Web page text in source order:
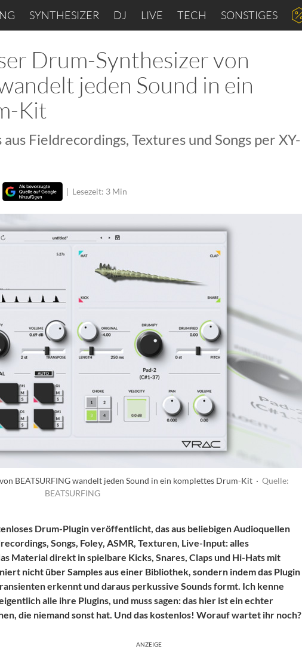
SYNTHESIZER DJ LIVE TECH SONSTIGES
Drum-Synthesizer von
jeden Sound in ein
Kit
Fieldrecordings, Textures und Songs per XY-
| Lesezeit: 3 Min
BEATSURFING wandelt jeden Sound in ein komplettes Drum-Kit · Quelle:
BEATSURFING
Drum-Plugin veröffentlicht, das aus beliebigen Audioquellen
Songs, Foley, ASMR, Texturen, Live-Input: alles
Material direkt in spielbare Kicks, Snares, Claps und Hi-Hats mit
nicht über Samples aus einer Bibliothek, sondern indem das Plugin
erkennt und daraus perkussive Sounds formt. Ich kenne
alle ihre Plugins, und muss sagen: das hier ist ein echter
die niemand sonst hat. Und das kostenlos! Worauf wartet ihr noch?
ANZEIGE